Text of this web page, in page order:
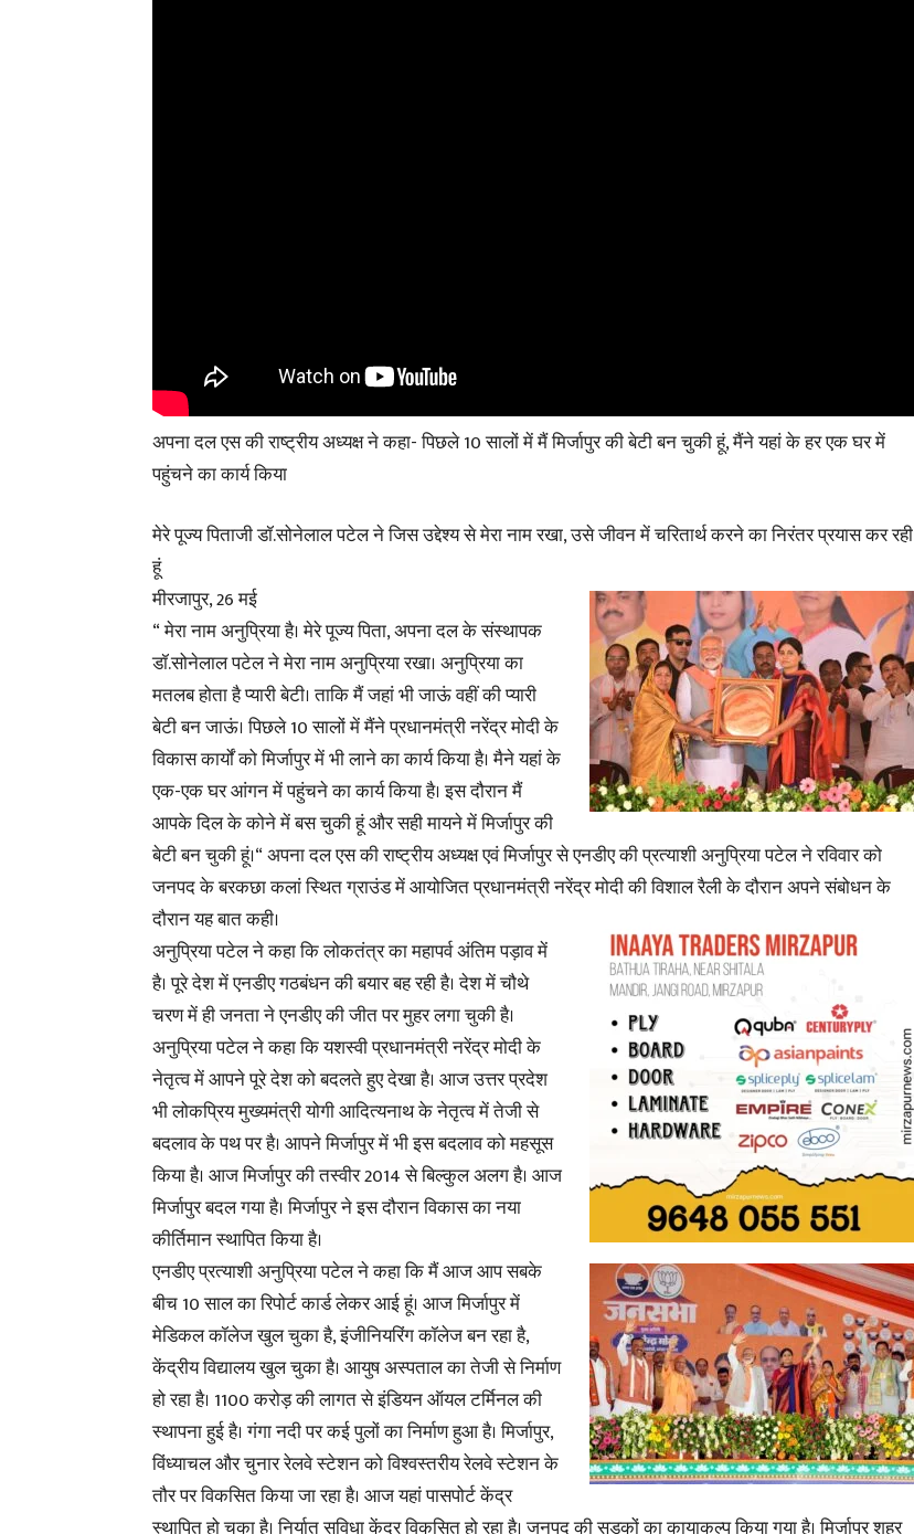
News
अपना दल एस की राष्ट्रीय अध्यक्ष ने कहा- पिछले 10 सालों में मैं मिर्जापुर की बेटी बन चुकी हूं, मैंने यहां के हर एक घर में
पहुंचने का कार्य किया
मेरे पूज्य पिताजी डॉ.सोनेलाल पटेल ने जिस उद्देश्य से मेरा नाम रखा, उसे जीवन में चरितार्थ करने का निरंतर प्रयास कर रही
हूं
मीरजापुर, 26 मई
“ मेरा नाम अनुप्रिया है। मेरे पूज्य पिता, अपना दल के संस्थापक
डॉ.सोनेलाल पटेल ने मेरा नाम अनुप्रिया रखा। अनुप्रिया का
मतलब होता है प्यारी बेटी। ताकि मैं जहां भी जाऊं वहीं की प्यारी
बेटी बन जाऊं। पिछले 10 सालों में मैंने प्रधानमंत्री नरेंद्र मोदी के
विकास कार्यों को मिर्जापुर में भी लाने का कार्य किया है। मैने यहां के
एक-एक घर आंगन में पहुंचने का कार्य किया है। इस दौरान मैं
आपके दिल के कोने में बस चुकी हूं और सही मायने में मिर्जापुर की
बेटी बन चुकी हूं।“ अपना दल एस की राष्ट्रीय अध्यक्ष एवं मिर्जापुर से एनडीए की प्रत्याशी अनुप्रिया पटेल ने रविवार को
जनपद के बरकछा कलां स्थित ग्राउंड में आयोजित प्रधानमंत्री नरेंद्र मोदी की विशाल रैली के दौरान अपने संबोधन के
दौरान यह बात कही।
अनुप्रिया पटेल ने कहा कि लोकतंत्र का महापर्व अंतिम पड़ाव में
है। पूरे देश में एनडीए गठबंधन की बयार बह रही है। देश में चौथे
चरण में ही जनता ने एनडीए की जीत पर मुहर लगा चुकी है।
अनुप्रिया पटेल ने कहा कि यशस्वी प्रधानमंत्री नरेंद्र मोदी के
नेतृत्व में आपने पूरे देश को बदलते हुए देखा है। आज उत्तर प्रदेश
भी लोकप्रिय मुख्यमंत्री योगी आदित्यनाथ के नेतृत्व में तेजी से
बदलाव के पथ पर है। आपने मिर्जापुर में भी इस बदलाव को महसूस
किया है। आज मिर्जापुर की तस्वीर 2014 से बिल्कुल अलग है। आज
मिर्जापुर बदल गया है। मिर्जापुर ने इस दौरान विकास का नया
कीर्तिमान स्थापित किया है।
एनडीए प्रत्याशी अनुप्रिया पटेल ने कहा कि मैं आज आप सबके
बीच 10 साल का रिपोर्ट कार्ड लेकर आई हूं। आज मिर्जापुर में
मेडिकल कॉलेज खुल चुका है, इंजीनियरिंग कॉलेज बन रहा है,
केंद्रीय विद्यालय खुल चुका है। आयुष अस्पताल का तेजी से निर्माण
हो रहा है। 1100 करोड़ की लागत से इंडियन ऑयल टर्मिनल की
स्थापना हुई है। गंगा नदी पर कई पुलों का निर्माण हुआ है। मिर्जापुर,
विंध्याचल और चुनार रेलवे स्टेशन को विश्वस्तरीय रेलवे स्टेशन के
तौर पर विकसित किया जा रहा है। आज यहां पासपोर्ट केंद्र